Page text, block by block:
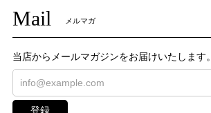
Mail メルマガ
当店からメールマガジンをお届けいたします。
登録